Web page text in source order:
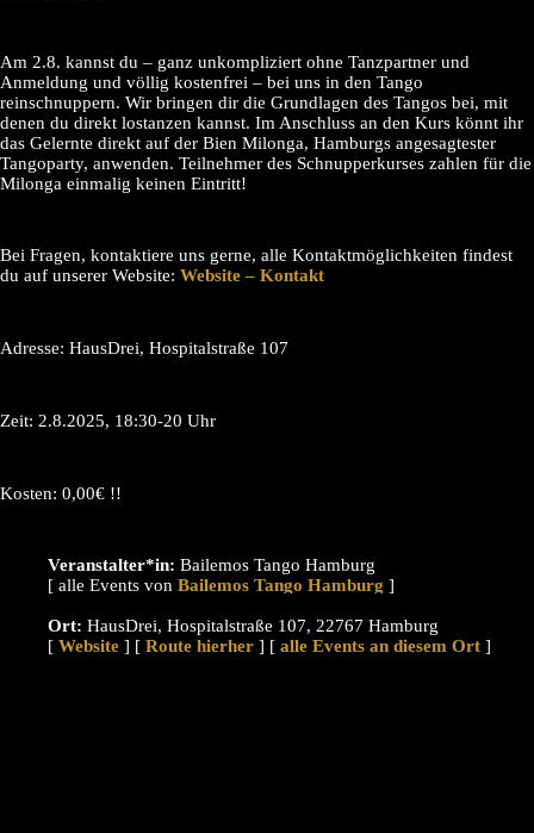
Am 2.8. kannst du – ganz unkompliziert ohne Tanzpartner und
Anmeldung und völlig kostenfrei – bei uns in den Tango
reinschnuppern. Wir bringen dir die Grundlagen des Tangos bei, mit
denen du direkt lostanzen kannst. Im Anschluss an den Kurs könnt ihr
das Gelernte direkt auf der Bien Milonga, Hamburgs angesagtester
Tangoparty, anwenden. Teilnehmer des Schnupperkurses zahlen für die
Milonga einmalig keinen Eintritt!
Bei Fragen, kontaktiere uns gerne, alle Kontaktmöglichkeiten findest
du auf unserer Website: Website – Kontakt
Adresse: HausDrei, Hospitalstraße 107
Zeit: 2.8.2025, 18:30-20 Uhr
Kosten: 0,00€ !!
Veranstalter*in: Bailemos Tango Hamburg
[ alle Events von
]
Ort: HausDrei, Hospitalstraße 107, 22767 Hamburg
[ Website ] [ Route hierher ] [ alle Events an diesem Ort ]